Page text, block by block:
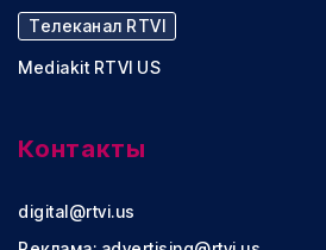
Телеканал RTVI
Mediakit RTVI US
Контакты
digital@rtvi.us